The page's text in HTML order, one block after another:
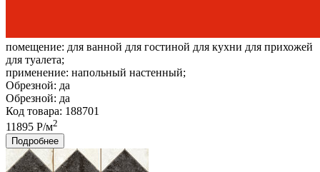
помещение: для ванной для гостиной для кухни для прихожей
для туалета;
применение: напольный настенный;
Обрезной: да
Обрезной: да
Код товара: 188701
11895 Р/м2
Подробнее